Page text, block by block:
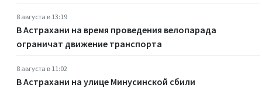
8 августа в 13:19
В Астрахани на время проведения велопарада
ограничат движение транспорта
8 августа в 11:02
В Астрахани на улице Минусинской сбили